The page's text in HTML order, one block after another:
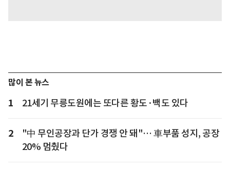
많이 본 뉴스
1 21세기 무릉도원에는 또다른 황도·백도 있다
2
"中 무인공장과 단가 경쟁 안 돼"… 車부품 성지, 공장
20% 멈췄다